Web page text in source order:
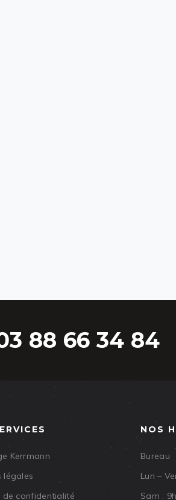
88 66 34 84
Kerrmann
légales
de confidentialité
NOS
Bureau
Lun –
Sam :